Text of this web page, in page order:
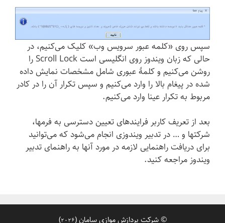
سپس روی «کلمه عبور سرویس وب» کلیک می‌کنیم، در
حالی که زبان ویندوز روی انگلیسی است Scroll Lock را
روشن می‌کنیم و کلمهٔ عبوری شامل مشخصات نمایش داده
شده در پیغام بالا را وارد می‌کنیم و سپس تکرار آن را در کادر
مربوط به تکرار عینا وارد می‌کنیم.
بعد از تعریف کاربر فرایندهای تعیین دسترسی به فرمها،
شرکتها و … در تدبیر ویندوزی انجام می‌شود که می‌توانید
برای دریافت راهنمایی لازمه در مورد آنها به راهنمای تدبیر
ویندوز مراجعه کنید.
©شرکت پردازش موازی سامان(
2026
)